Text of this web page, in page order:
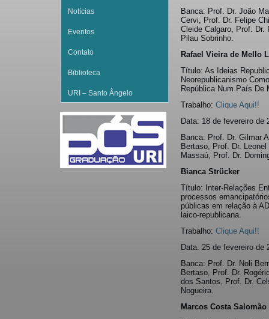
Notícias
Eventos
Contato
Biblioteca
URI – Santo Ângelo
Banca: Prof. Dr. João
Cervi, Prof. Dr. Felipe
Cleide Calgaro, Prof. Dr.
Pilau Sobrinho.
Rafael Vieira de Mello
Título: As Ideias
Neorepublicanismo
República Num País De
Trabalho: Clique Aqui!!
Data: 18 de fevereiro de
Banca: Prof. Dr. Gilmar
Bertaso, Prof. Dr.
Massaú, Prof. Dr.
Bianca Strücker
Título: Inter-Relações
processos
públicas em relação à
laico-republicana.
Trabalho: Clique Aqui!!
Data: 25 de fevereiro de
Banca: Prof. Dr. Noli
Bertaso, Prof. Dr.
dos Santos, Prof. Dr.
Nogueira.
Marcos Costa Salomão